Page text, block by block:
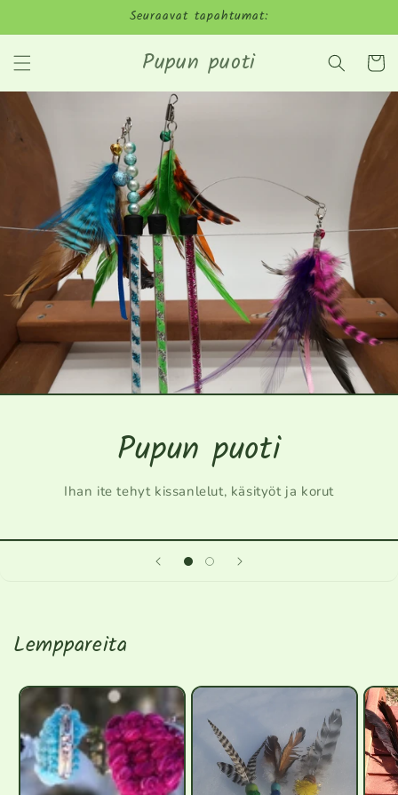
sisältöön
Seuraavat tapahtumat:
Pupun puoti
Pupun puoti
Ihan ite tehyt kissanlelut, käsityöt ja korut
Lemppareita